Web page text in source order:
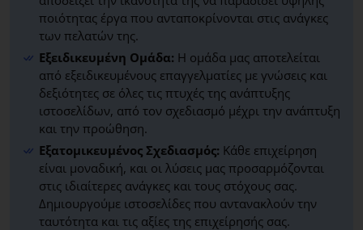
ποιότητας έργα που ανταποκρίνονται στις ανάγκες
των πελατών της.
Εξειδικευμένη Ομάδα: Η ομάδα μας αποτελείται
από εξειδικευμένους επαγγελματίες με γνώσεις και
δεξιότητες σε όλες τις πτυχές της ανάπτυξης
ιστοσελίδων, από τον σχεδιασμό μέχρι την ανάπτυξη
και την προώθηση.
Εξατομικευμένος Σχεδιασμός: Κάθε επιχείρηση
είναι μοναδική, και οι λύσεις μας προσαρμόζονται
στις ιδιαίτερες ανάγκες και τους στόχους σας.
Δημιουργούμε ιστοσελίδες που αντανακλούν την
ταυτότητα και τις αξίες της επιχείρησής σας.